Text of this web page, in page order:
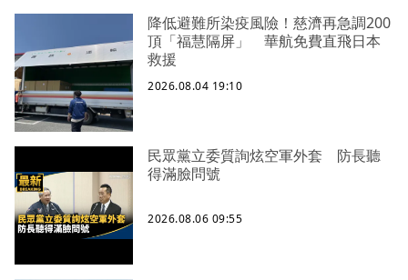
降低避難所染疫風險！慈濟再急調200
頂「福慧隔屏」 華航免費直飛日本
救援
2026.08.04 19:10
民眾黨立委質詢炫空軍外套 防長聽
得滿臉問號
2026.08.06 09:55